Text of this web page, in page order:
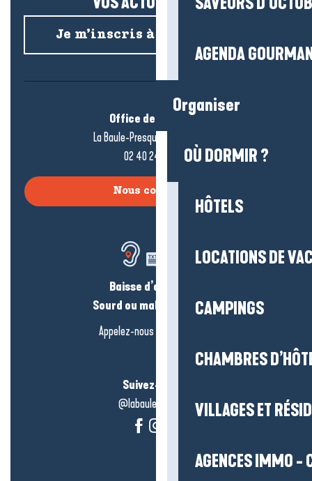
AGENDA
Organiser
OÙ DORMIR ?
HÔTELS
LOCATIONS DE
CAMPINGS
CHAMBRES
VILLAGES ET
AGENCES IMMO -
Je m’inscris à la newsletter
Office de tourisme
La Baule-Presqu’île de Guérande
02 40 24 34 44
Nous contacter
Baisse d’audition ?
Sourd ou malentendant ?
Appelez-nous en
Suivez-nous !
@labauleguérande